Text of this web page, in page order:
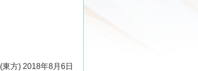
(東方) 2018年8月6日